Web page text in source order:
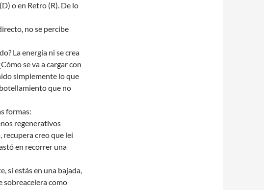
o en Retro (R). De lo
no se percibe
La energía ni se crea
se va a cargar con
simplemente lo que
que no
formas:
regenerativos
recupera creo que leí
en recorrer una
si estás en una bajada,
sobreacelera como